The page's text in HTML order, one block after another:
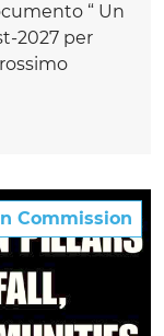
“ Un
2027 per
Commission